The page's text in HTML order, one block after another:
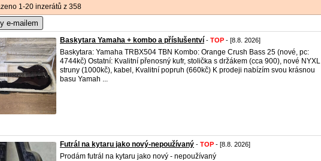
1-20 inzerátů z 358
e-mailem
Baskytara Yamaha + kombo a příslušentví - TOP - [8.8. 2026]
Baskytara: Yamaha TRBX504 TBN Kombo: Orange Crush Bass 25 (nové, pc:
4744kč) Ostatní: Kvalitní přenosný kufr, stolička s držákem (cca 900), nové NYXL
struny (1000kč), kabel, Kvalitní popruh (660kč) K prodeji nabízím svou krásnou
basu Yamah ...
Futrál na kytaru jako nový-nepoužívaný - TOP - [8.8. 2026]
Prodám futrál na kytaru jako nový - nepoužívaný